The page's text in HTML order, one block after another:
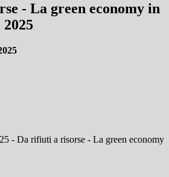
- La green economy in
- Da rifiuti a risorse - La green economy